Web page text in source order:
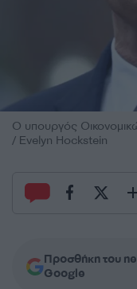
Ο υπουργός
/ Evelyn Hockstein
Προσθήκη του
Google